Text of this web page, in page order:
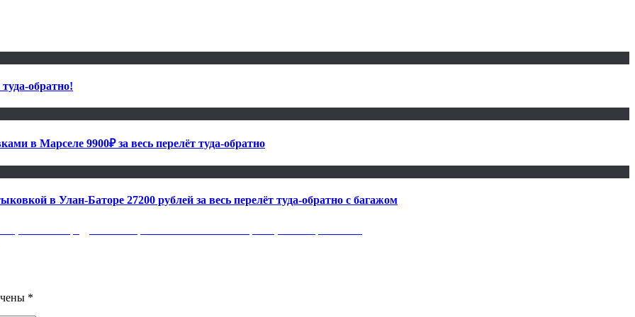
обратно!
в Марселе 9900₽ за весь перелёт туда-обратно
в Улан-Баторе 27200 рублей за весь перелёт туда-обратно с багажом
*